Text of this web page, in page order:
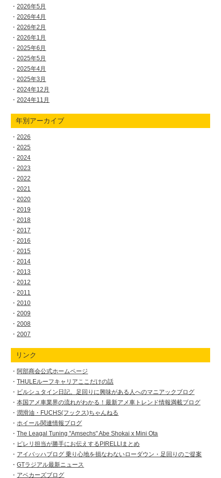
2026年5月
2026年4月
2026年2月
2026年1月
2025年6月
2025年5月
2025年4月
2025年3月
2024年12月
2024年11月
年別アーカイブ
2026
2025
2024
2023
2022
2021
2020
2019
2018
2017
2016
2015
2014
2013
2012
2011
2010
2009
2008
2007
リンク
阿部商会公式ホームページ
THULEルーフキャリアここだけの話
ビルシュタイン日記。足回りに興味がある人へのマニアックブログ
本国アメ車業界の流れがわかる！最新アメ車トレンド情報満載ブログ
潤滑油・FUCHS(フックス)ちゃんねる
ホイール関連情報ブログ
The Leagal Tuning "Amsechs" Abe Shokai x Mini Ota
ピレリ担当が勝手にお伝えするPIRELLIまとめ
アイバッハブログ 乗り心地を損なわないローダウン・足回りのご提案
GTラジアル最新ニュース
アベカーズブログ